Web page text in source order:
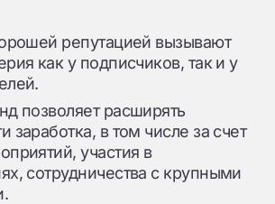
репутацией вызывают
как у подписчиков, так и у
позволяет расширять
заработка, в том числе за счет
участия в
сотрудничества с крупными